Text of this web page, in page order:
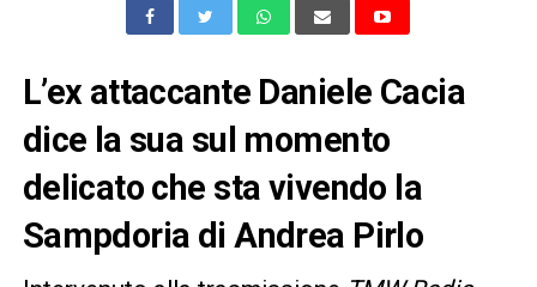
L’ex attaccante Daniele Cacia
dice la sua sul momento
delicato che sta vivendo la
Sampdoria di Andrea Pirlo